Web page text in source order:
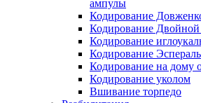
ампулы
Кодирование
Кодирование Двойной
Кодирование
Кодирование Эспераль
Кодирование на дому
Кодирование уколом
Вшивание торпедо